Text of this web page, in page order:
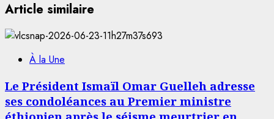
Article similaire
À la Une
Le Président Ismaïl Omar Guelleh adresse
ses condoléances au Premier ministre